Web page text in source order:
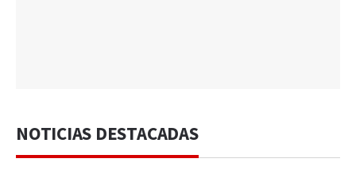
NOTICIAS DESTACADAS